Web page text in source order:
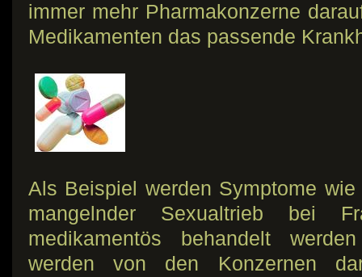
immer mehr Pharmakonzerne
Medikamenten das passende
Als Beispiel werden Symptome
mangelnder Sexualtrieb bei
medikamentös behandelt
werden von den Konzernen